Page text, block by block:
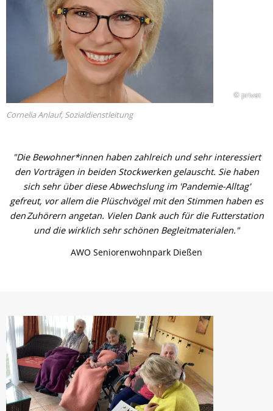
© privat
Cornelia Anlauf, Sozialdienstleitung
"Die Bewohner*innen haben zahlreich und sehr interessiert
den Vorträgen in beiden Stockwerken gelauscht. Sie haben
sich sehr über diese Abwechslung im 'Pandemie-Alltag'
gefreut, vor allem die Plüschvögel mit den Stimmen haben es
den Zuhörern angetan. Vielen Dank auch für die Futterstation
und die wirklich sehr schönen Begleitmaterialen."
AWO Seniorenwohnpark Dießen